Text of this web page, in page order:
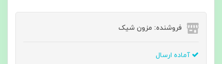
فروشنده: مزون شیک
آماده ارسال